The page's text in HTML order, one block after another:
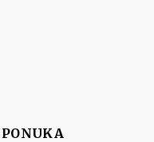
PONUKA